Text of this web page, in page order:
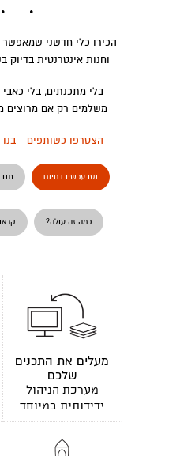
הכירו כלי חדשני
וחנות אינטרנטית בדיוק
בלי מתכנתים, בלי
משלמים רק אם מרוצים
הצטרפו כשותפים -
נסו עכשיו בחינם
כמה זה עולה?
מעלים את התכנים
שלכם
מערכת הניהול
ידידותית במיוחד